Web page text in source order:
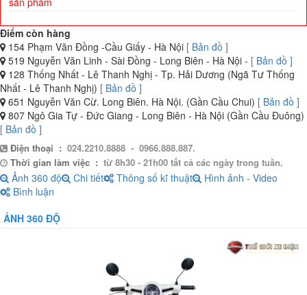
Điểm còn hàng
154 Phạm Văn Đồng -Cầu Giấy - Hà Nội [ Bản đồ ]
519 Nguyễn Văn Linh - Sài Đồng - Long Biên - Hà Nội - [ Bản đồ ]
128 Thống Nhất - Lê Thanh Nghị - Tp. Hải Dương (Ngã Tư Thống
Nhất - Lê Thanh Nghị) [ Bản đồ ]
651 Nguyễn Văn Cừ. Long Biên. Hà Nội. (Gần Cầu Chui) [ Bản đồ ]
807 Ngô Gia Tự - Đức Giang - Long Biên - Hà Nội (Gần Cầu Đuông)
[ Bản đồ ]
Điện thoại : 024.2210.8888 - 0966.888.887.
Thời gian làm việc : từ 8h30 - 21h00 tất cả các ngày trong tuần.
Ảnh 360 độ Chi tiết Thông số kĩ thuật
Hình ảnh - Video
Bình luận
ẢNH 360 ĐỘ